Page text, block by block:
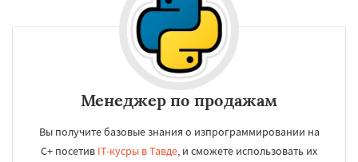
Менеджер по продажам
Вы получите базовые знания о изпрограммировании на
C+ посетив IT-кусры в Тавде, и сможете использовать их